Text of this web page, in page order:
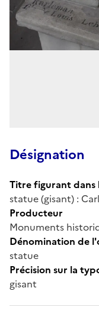
Désignation
Titre figurant
statue (gisant) :
Producteur
Monuments
Dénomination de
statue
Précision sur la
gisant